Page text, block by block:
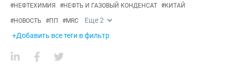
#НЕФТЕХИМИЯ #НЕФТЬ И ГАЗОВЫЙ КОНДЕНСАТ #КИТАЙ
#НОВОСТЬ #ПП #MRC Еще2
+Добавить все теги в фильтр